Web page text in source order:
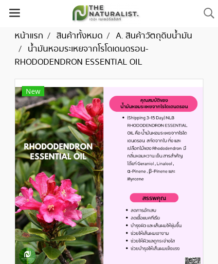
หน้าแรก สินค้าทั้งหมด
A. สินค้าวัตถุดิบน้ำมัน
น้ำมันหอมระเหยจากโรโดเดนดรอน-
RHODODENDRON ESSENTIAL OIL
New